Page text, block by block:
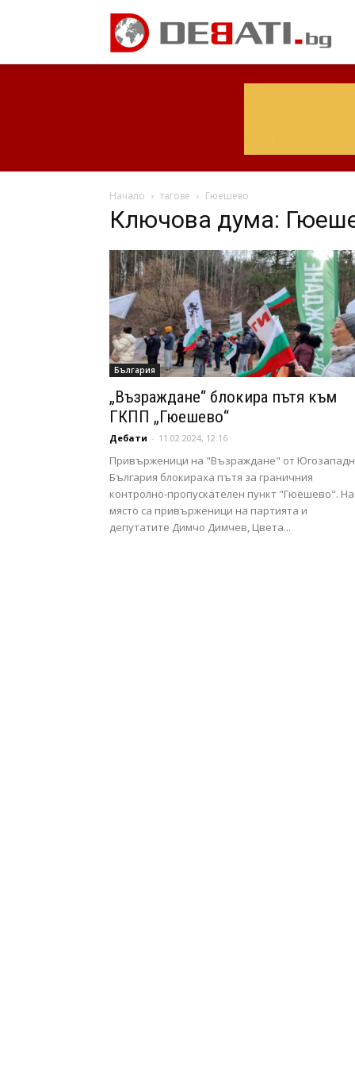
Начало тагове Гюешево
Ключова дума:
България
„Възраждане“ блокира пътя към
ГКПП „Гюешево“
Дебати - 11.02.2024, 12:16
Привърженици на "Възраждане" от
България блокираха пътя за граничния
контролно-пропускателен пункт "Гюешево". На
място са привърженици на партията и
депутатите Димчо Димчев, Цвета...